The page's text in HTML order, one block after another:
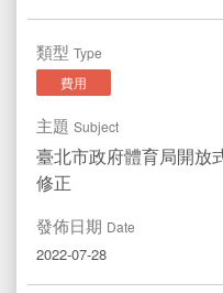
類型 Type
費用
主題 Subject
臺北市政府體育局開放
修正
發佈日期 Date
2022-07-28